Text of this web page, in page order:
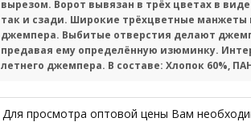
вырезом. Ворот вывязан в трёх цветах в
так и сзади. Широкие трёхцветные манжеты
джемпера. Выбитые отверстия делают
предавая ему определённую изюминку.
летнего джемпера. В составе: Хлопок 60%,
Для просмотра оптовой цены Вам